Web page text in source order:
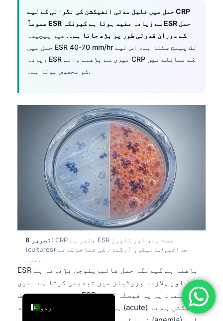
حمل میں قلیل مدتی انفیکشن کی نگرانی کے لیے CRP
عموماً ESR سے زیادہ مفید ہوتا ہے کیونکہ ESR حمل
کے دوران قدرتی طور پر بڑھ جاتا ہے۔. غیر پیچیدہ
حمل میں ESR 40-70 mm/hr تک پہنچ سکتا ہے، اس لیے
زیادہ ESR تیزی سے بڑھنے والے CRP کے مقابلے میں
کم مخصوص ہوتا ہے۔.
تصویر 8: CRP تیز ہے، ESR سست ہے، اور کلچرز
(cultures) جراثیم/مائیکرو آرگنزم کی شناخت کرتے
ہیں۔.
ESR بڑھتا ہے کیونکہ حمل فائبرینوجن بڑھاتا ہے
اور پلازما پروٹینز میں تبدیلی کرتا ہے۔ میں
شاذونادر ہی صرف ESR کی بنیاد پر یہ فیصلہ کرتا
ہوں کہ حاملہ مریضہ کو شدید (acute) انفیکشن ہے یا
اردو
Deutsch
Français
Italiano
Español
Português
Ελληνικά
Türkçe
Română
Български
Dansk
Nederlands
हिन्दी
Bahasa Indonesia